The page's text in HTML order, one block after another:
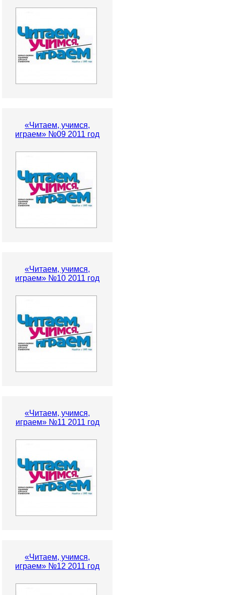
«Читаем, учимся,
играем» №09 2011 год
«Читаем, учимся,
играем» №10 2011 год
«Читаем, учимся,
играем» №11 2011 год
«Читаем, учимся,
играем» №12 2011 год